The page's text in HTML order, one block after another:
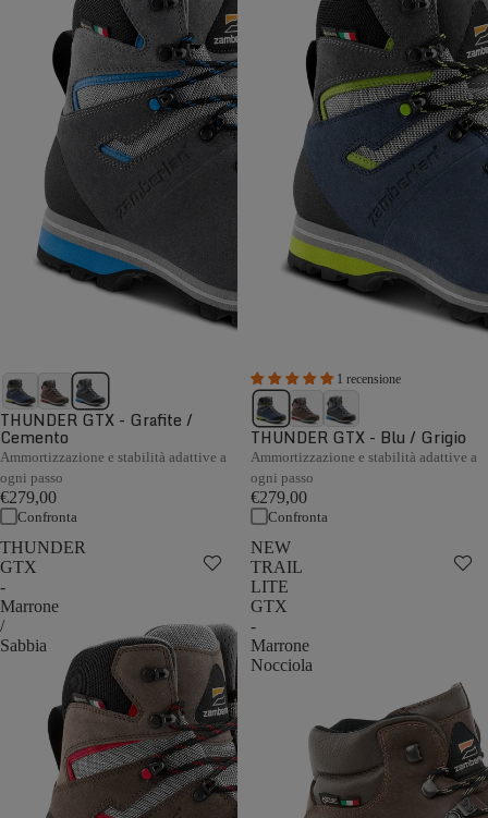
THUNDER GTX - Grafite /
Cemento
Ammortizzazione e stabilità adattive a
ogni passo
€279,00
Confronta
1 recensione
THUNDER GTX - Blu / Grigio
Ammortizzazione e stabilità adattive a
ogni passo
€279,00
Confronta
THUNDER
GTX
-
Marrone
/
Sabbia
NEW
TRAIL
LITE
GTX
-
Marrone
Nocciola